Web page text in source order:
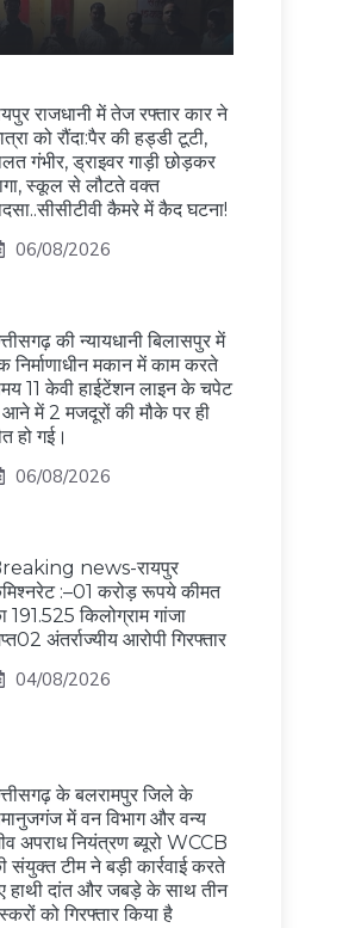
राजधानी में तेज रफ्तार कार ने
को रौंदा:पैर की हड्डी टूटी,
गंभीर, ड्राइवर गाड़ी छोड़कर
स्कूल से लौटते वक्त
कैमरे में कैद घटना!
06/08/2026
की न्यायधानी बिलासपुर में
निर्माणाधीन मकान में काम करते
11 केवी हाईटेंशन लाइन के चपेट
में 2 मजदूरों की मौके पर ही
हो गई।
06/08/2026
news-रायपुर
:–01 करोड़ रूपये कीमत
191.525 किलोग्राम गांजा
अंतर्राज्यीय आरोपी गिरफ्तार
04/08/2026
के बलरामपुर जिले के
में वन विभाग और वन्य
अपराध नियंत्रण ब्यूरो WCCB
संयुक्त टीम ने बड़ी कार्रवाई करते
हाथी दांत और जबड़े के साथ तीन
को गिरफ्तार किया है